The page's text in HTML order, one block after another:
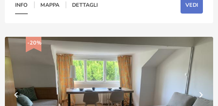
INFO MAPPA DETTAGLI VEDI
-20%